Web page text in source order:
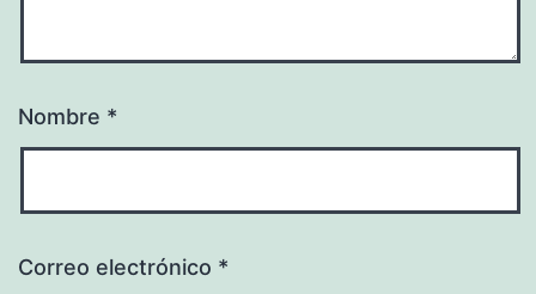
Nombre *
Correo electrónico *